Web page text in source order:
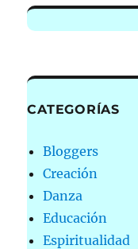
CATEGORÍAS
Bloggers
Creación
Danza
Educación
Espiritualidad